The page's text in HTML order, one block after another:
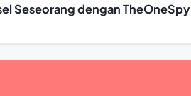
Seseorang dengan TheOneSpy